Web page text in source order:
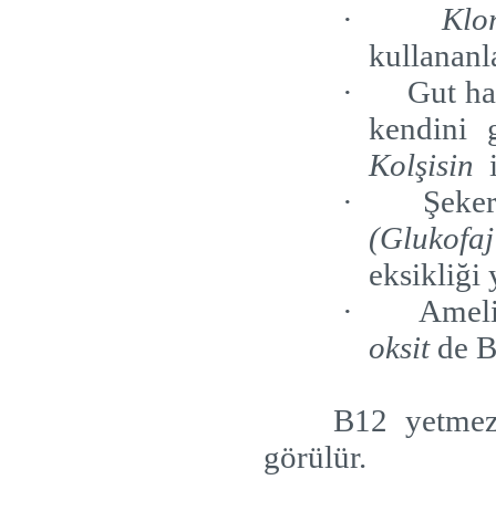
·
·
Gut
kendini
Kolşisin
·
(Glukofaj
eksikliği
·
oksitde
B12
görülür.